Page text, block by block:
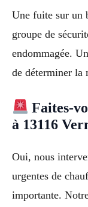
Une fuite sur un
groupe de
endommagée.
de déterminer la
Faites-
à 13116
Oui, nous
urgentes de
importante.